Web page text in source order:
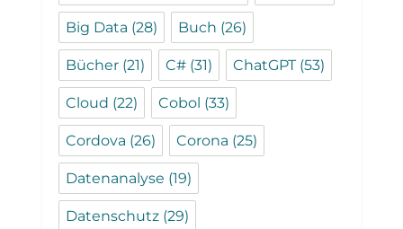
Big Data (28) Buch (26)
Bücher (21) C# (31) ChatGPT(53)
Cloud (22) Cobol (33)
Cordova (26) Corona (25)
Datenanalyse (19)
Datenschutz (29)